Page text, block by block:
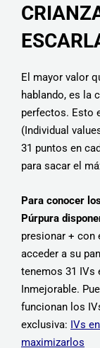
El mayor valor
hablando, es la
perfectos. Esto
(Individual
31 puntos en
para sacar el
Para conocer
Púrpura
presionar + con
acceder a su
tenemos 31 IVs
Inmejorable.
funcionan los
exclusiva: IVs
maximizarlos